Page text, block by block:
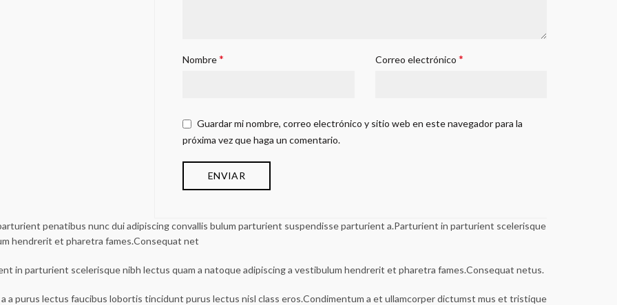
Nombre* Correo electrónico *
Guardar mi nombre, correo electrónico y sitio web en este navegador para la
próxima vez que haga un comentario.
penatibus nunc dui adipiscing convallis bulum parturient suspendisse parturient a.Parturient in parturient scelerisque
hendrerit et pharetra fames.Consequat net
in parturient scelerisque nibh lectus quam a natoque adipiscing a vestibulum hendrerit et pharetra fames.Consequat netus.
a purus lectus faucibus lobortis tincidunt purus lectus nisl class eros.Condimentum a et ullamcorper dictumst mus et tristique